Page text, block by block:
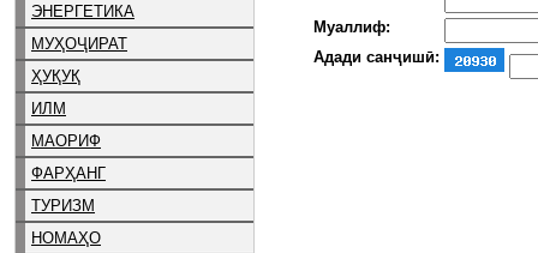
ЭНЕРГЕТИКА
МУҲОҶИРАТ
ҲУҚУҚ
ИЛМ
МАОРИФ
ФАРҲАНГ
ТУРИЗМ
НОМАҲО
Муаллиф:
Адади санҷишӣ: